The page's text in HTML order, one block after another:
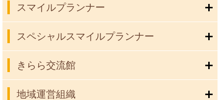
スマイルプランナー
スペシャルスマイルプランナー
きらら交流館
地域運営組織